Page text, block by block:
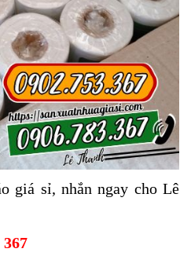
giá sỉ, nhắn ngay cho Lê
367